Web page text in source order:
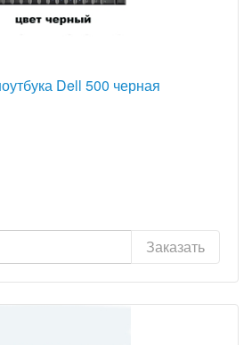
Dell 500 черная
Заказать